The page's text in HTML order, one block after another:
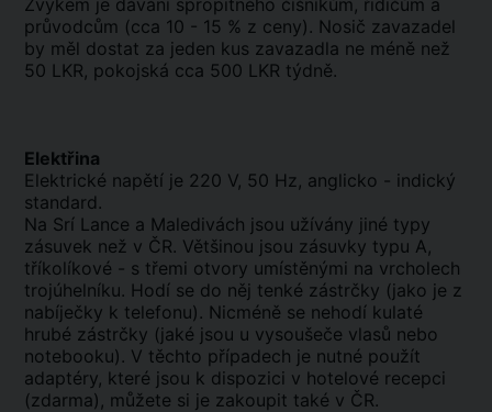
Zvykem je dávání spropitného číšníkům, řidičům a
průvodcům (cca 10 - 15 % z ceny). Nosič zavazadel
by měl dostat za jeden kus zavazadla ne méně než
50 LKR, pokojská cca 500 LKR týdně.
Elektřina
Elektrické napětí je 220 V, 50 Hz, anglicko - indický
standard.
Na Srí Lance a Maledivách jsou užívány jiné typy
zásuvek než v ČR. Většinou jsou zásuvky typu A,
tříkolíkové - s třemi otvory umístěnými na vrcholech
trojúhelníku. Hodí se do něj tenké zástrčky (jako je z
nabíječky k telefonu). Nicméně se nehodí kulaté
hrubé zástrčky (jaké jsou u vysoušeče vlasů nebo
notebooku). V těchto případech je nutné použít
adaptéry, které jsou k dispozici v hotelové recepci
(zdarma), můžete si je zakoupit také v ČR.